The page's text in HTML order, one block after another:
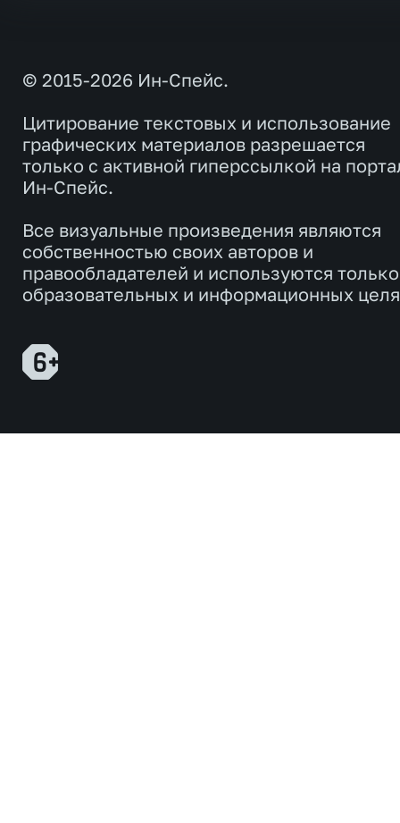
© 2015-2026 Ин-Спейс.
Цитирование текстовых и использование
графических материалов разрешается
только с активной гиперссылкой на
Ин-Спейс.
Все визуальные произведения являются
собственностью своих авторов и
правообладателей и используются
образовательных и информационных